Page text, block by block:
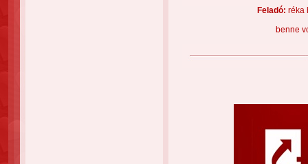
Feladó: réka
benne